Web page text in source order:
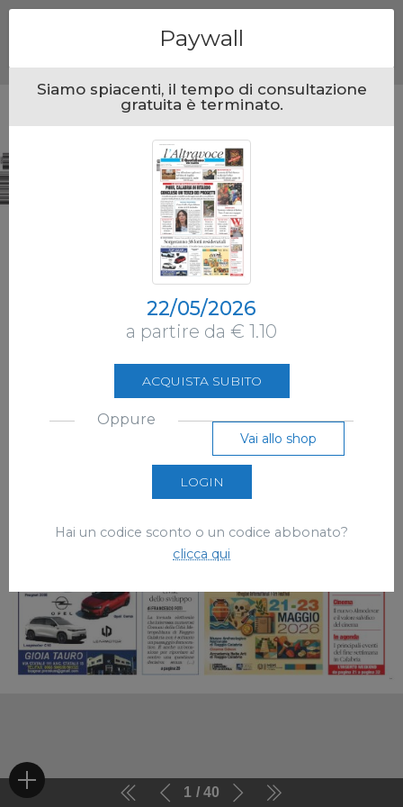
1 40
Paywall
Siamo spiacenti, il tempo di consultazione
gratuita è terminato.
22/05/2026
a partire da € 1.10
ACQUISTA SUBITO
Oppure
Vai allo shop
LOGIN
Hai un codice sconto o un codice abbonato?
clicca qui